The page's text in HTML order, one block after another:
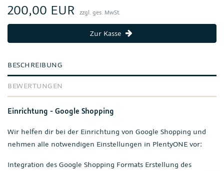
200,00 EUR zzgl. ges. MwSt.
Zur Kasse
BESCHREIBUNG
BEWERTUNGEN
Einrichtung - Google Shopping
Wir helfen dir bei der Einrichtung von Google Shopping und
nehmen alle notwendigen Einstellungen in PlentyONE vor:
Integration des Google Shopping Formats Erstellung des